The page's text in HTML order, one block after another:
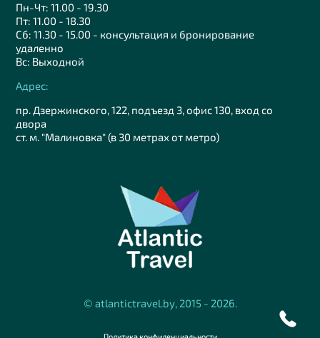
Пн-Чт: 11.00 - 19.30
Пт: 11.00 - 18.30
Сб: 11.30 - 15.00 - консультация и бронирование
удаленно
Вс: Выходной
Адрес:
пр. Дзержинского, 122, подъезд 3, офис 130, вход со
двора
ст. м. "Малиновка" (в 30 метрах от метро)
© atlantictravel.by, 2015 - 2026.